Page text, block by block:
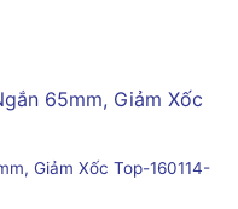
Giảm Xốc Top-160114-